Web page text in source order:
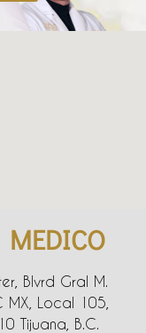
MEDICO
Blvrd Gral M.
MX, Local 105,
Tijuana, B.C.